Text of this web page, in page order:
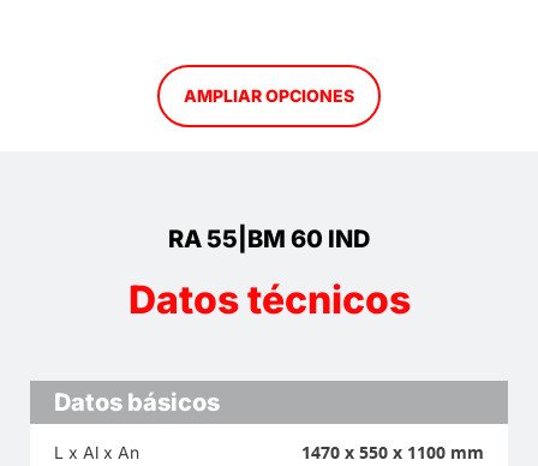
AMPLIAR OPCIONES
RA 55|BM 60 IND
Datos técnicos
Datos básicos
L x Al x An 1470 x 550 x 1100 mm